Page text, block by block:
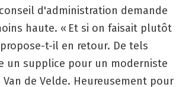
d'administration demande
haute. « Et si on faisait plutôt
t-il en retour. De tels
un supplice pour un moderniste
de Velde. Heureusement pour